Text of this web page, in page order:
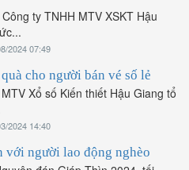
ty TNHH MTV XSKT Hậu
2024 07:49
cho người bán vé số lẻ
Xổ số Kiến thiết Hậu Giang tổ
2024 14:40
với người lao động nghèo